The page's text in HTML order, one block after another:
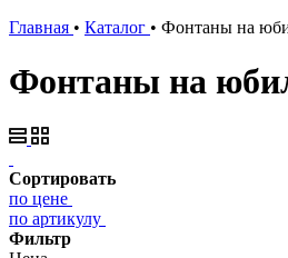
Главная • Каталог • Фонтаны на
Фонтаны на
Сортировать
по цене
по артикулу
Фильтр